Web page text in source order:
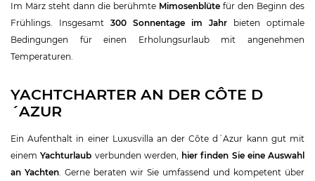
Im März steht dann die berühmte Mimosenblüte für den Beginn des
Frühlings. Insgesamt 300 Sonnentage im Jahr
bieten optimale
Bedingungen für einen Erholungsurlaub mit angenehmen
Temperaturen.
YACHTCHARTER AN DER CÔTE D
´AZUR
Ein Aufenthalt in einer Luxusvilla an der Côte d´Azur kann gut mit
einemYachturlaub verbunden werden, hier finden Sie eine Auswahl
an Yachten. Gerne beraten wir Sie umfassend und kompetent über